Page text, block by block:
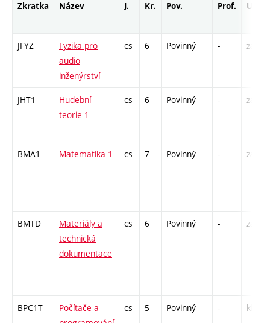
Zkratka Název J. Kr. Pov. Prof. Uk.
JFYZ
Fyzika pro
audio
inženýrství
cs 6 Povinný - zá,zk
JHT1
Hudební
teorie 1
cs 6 Povinný - zá
BMA1 Matematika 1 cs 7 Povinný - zá,zk
BMTD
Materiály a
technická
dokumentace
cs 6 Povinný - zá,zk
BPC1T
Počítače a
cs 5 Povinný - kl